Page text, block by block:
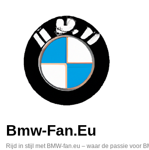
Bmw-Fan.eu
Rijd in stijl met BMW-fan.eu – waar de passie voor